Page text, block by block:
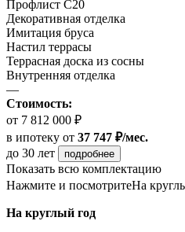
Профлист С20
Декоративная отделка
Имитация бруса
Настил террасы
Террасная доска из сосны
Внутренняя отделка
—
Стоимость:
от 7 812 000 ₽
в ипотеку от 37 747 ₽/мес.
до 30 лет
подробнее
Показать всю комплектацию
Нажмите и посмотритеНа
На круглый год